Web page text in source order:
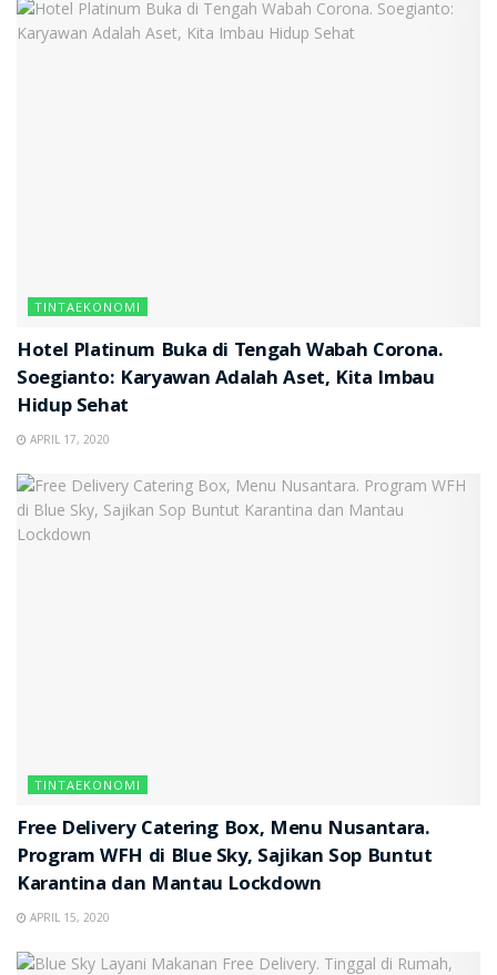
TINTAEKONOMI
Hotel Platinum Buka di Tengah Wabah Corona.
Soegianto: Karyawan Adalah Aset, Kita Imbau
Hidup Sehat
APRIL 17, 2020
TINTAEKONOMI
Free Delivery Catering Box, Menu Nusantara.
Program WFH di Blue Sky, Sajikan Sop Buntut
Karantina dan Mantau Lockdown
APRIL 15, 2020